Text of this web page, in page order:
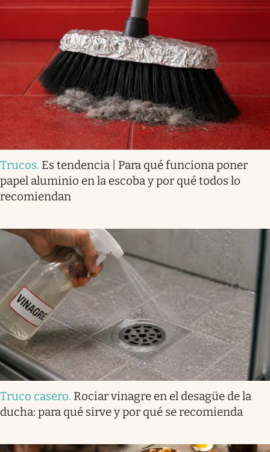
Trucos. Es tendencia | Para qué funciona poner
papel aluminio en la escoba y por qué todos lo
recomiendan
Truco casero. Rociar vinagre en el desagüe de la
ducha: para qué sirve y por qué se recomienda